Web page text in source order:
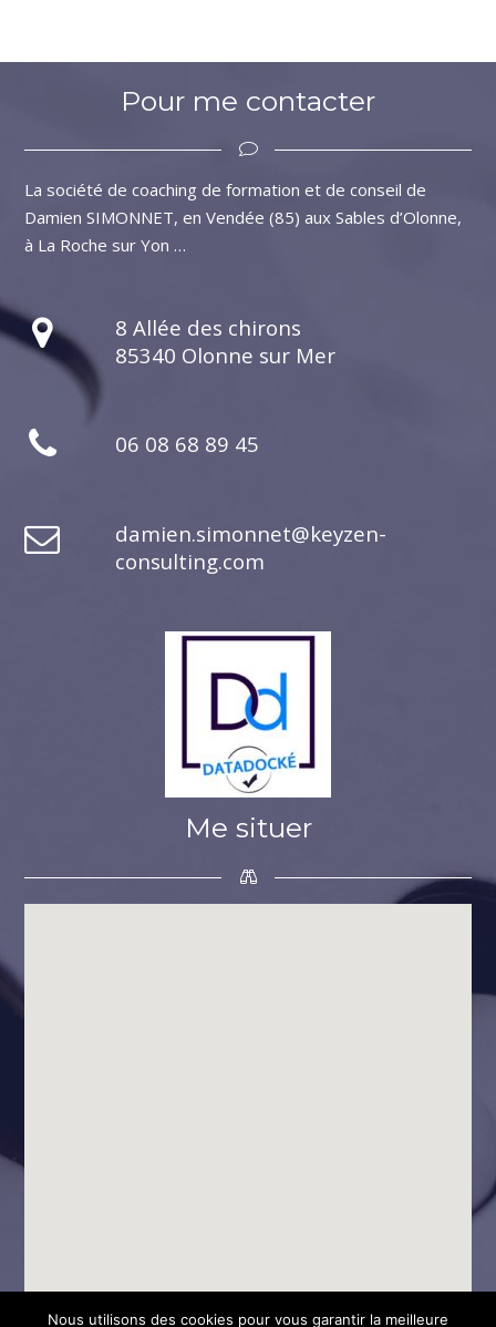
Pour me contacter
La société de coaching de formation et de conseil de
Damien SIMONNET, en Vendée (85) aux Sables d’Olonne,
à La Roche sur Yon …
8 Allée des chirons
85340 Olonne sur Mer
06 08 68 89 45
damien.simonnet@keyzen-
consulting.com
Me situer
Nous utilisons des cookies pour vous garantir la meilleure